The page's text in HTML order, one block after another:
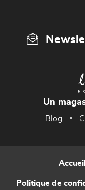
Un
Blog
Accueil
Politique de